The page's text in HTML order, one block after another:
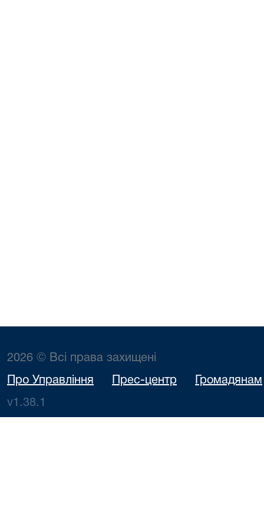
2026 © Всі права захищені
Про Управління Прес-центр Громадянам
v1.38.1